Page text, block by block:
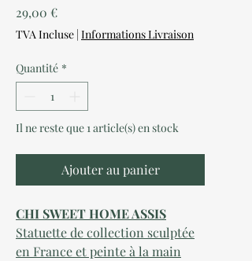
29,00 €Prix
TVA Incluse | Informations Livraison
Quantité *
Il ne reste que 1 article(s) en stock
Ajouter au panier
CHI SWEET HOME ASSIS
Statuette de collection sculptée
en France et peinte à la main